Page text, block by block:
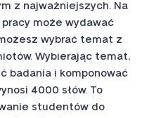
z najważniejszych. Na
może wydawać
wybrać temat z
Wybierając temat,
badania i komponować
4000 słów. To
studentów do